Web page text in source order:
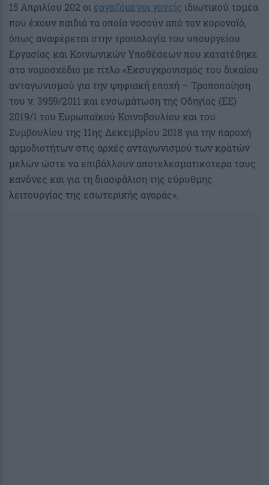
15 Απριλίου 202 οι εργαζόμενοι γονείς ιδιωτικού τομέα
που έχουν παιδιά τα οποία νοσούν από τον κορονοϊό,
όπως αναφέρεται στην τροπολογία του υπουργείου
Εργασίας και Κοινωνικών Υποθέσεων που κατατέθηκε
στο νομοσχέδιο με τίτλο «Εκσυγχρονισμός του δικαίου
ανταγωνισμού για την ψηφιακή εποχή – Τροποποίηση
του ν. 3959/2011 και ενσωμάτωση της Οδηγίας (ΕΕ)
2019/1 του Ευρωπαϊκού Κοινοβουλίου και του
Συμβουλίου της 11ης Δεκεμβρίου 2018 για την παροχή
αρμοδιοτήτων στις αρχές ανταγωνισμού των κρατών
μελών ώστε να επιβάλλουν αποτελεσματικότερα τους
κανόνες και για τη διασφάλιση της εύρυθμης
λειτουργίας της εσωτερικής αγοράς».